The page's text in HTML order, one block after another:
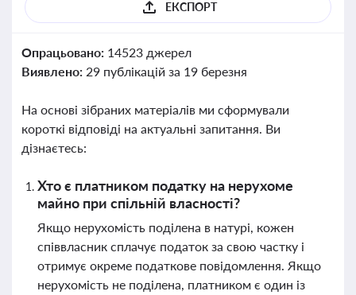
ЕКСПОРТ
Опрацьовано: 14523 джерел
Виявлено: 29 публікацій за 19 березня
На основі зібраних матеріалів ми сформували
короткі відповіді на актуальні запитання. Ви
дізнаєтесь:
Хто є платником податку на нерухоме
майно при спільній власності?
Якщо нерухомість поділена в натурі, кожен
співвласник сплачує податок за свою частку і
отримує окреме податкове повідомлення. Якщо
нерухомість не поділена, платником є один із